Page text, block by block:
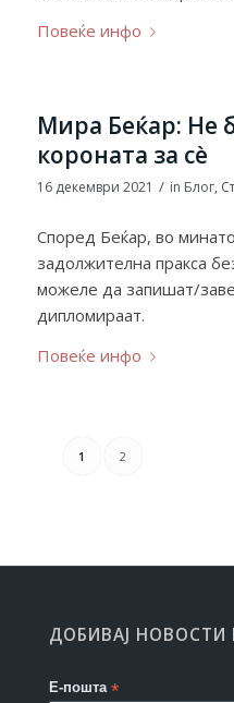
Повеќе инфо
Мира Беќар: Не
короната за сè
16 декември 2021 / in Блог,
Според Беќар, во
задолжителна пракса
можеле да запишат/
дипломираат.
Повеќе инфо
1 2
ДОБИВАЈ НОВОСТИ
Е-пошта*